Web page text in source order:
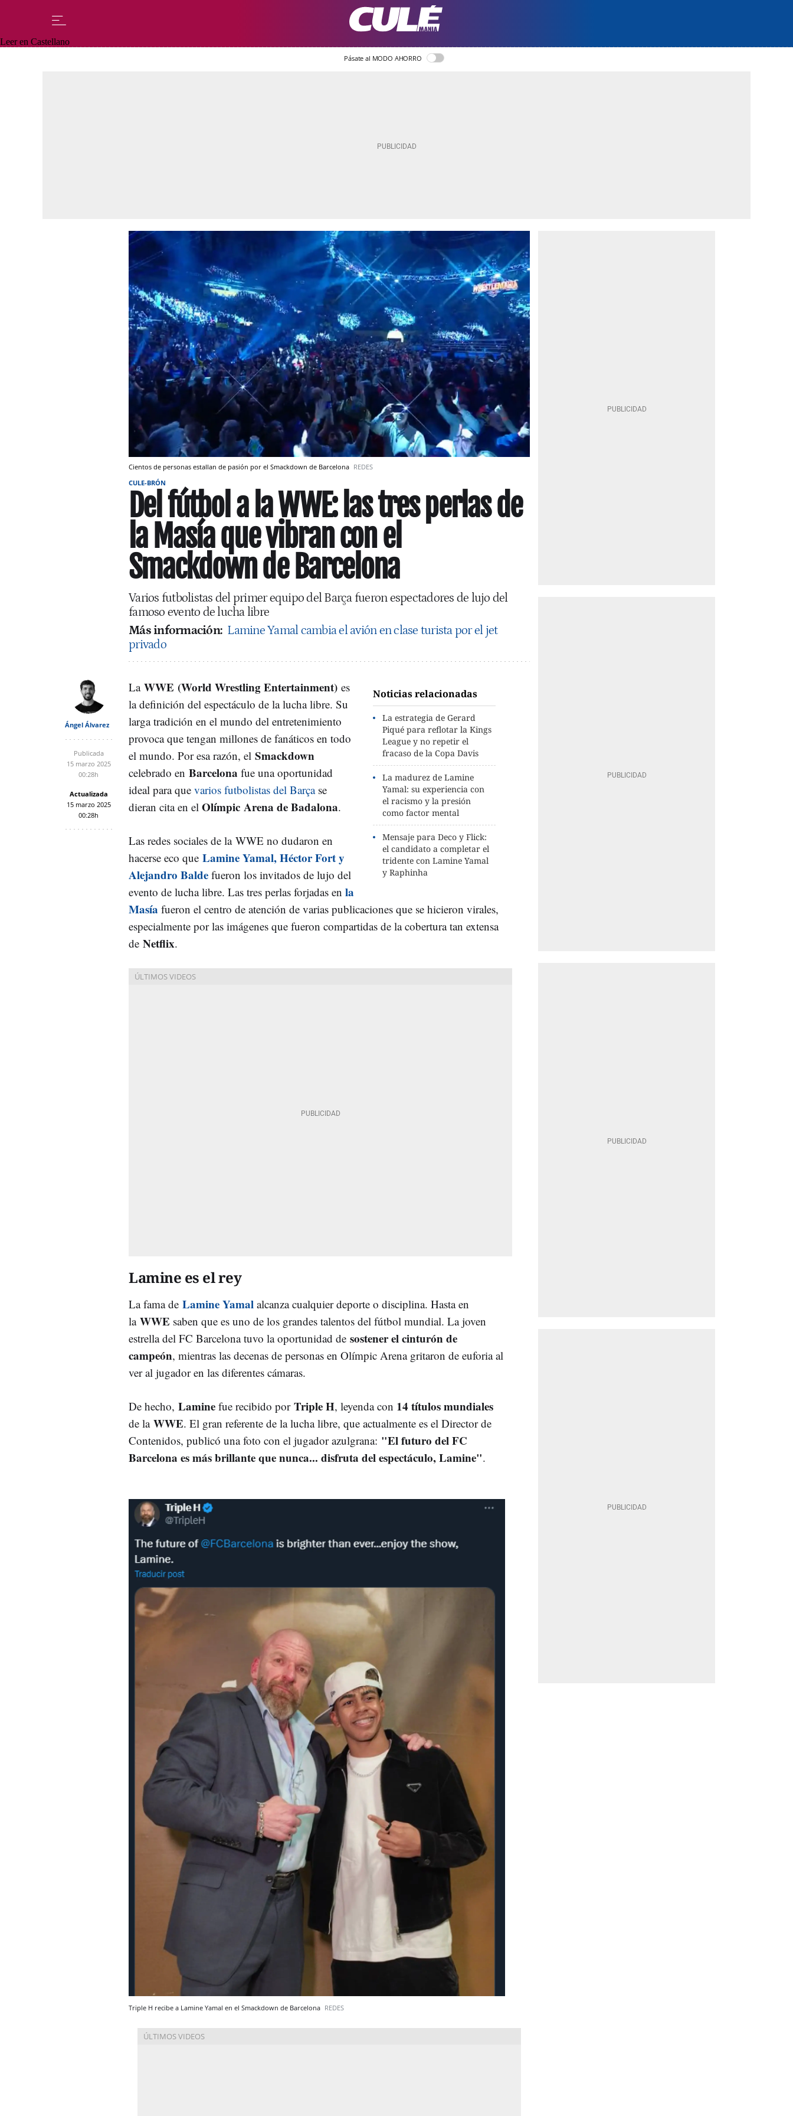
Leer en Castellano
Pásate al MODO AHORRO
Cientos de personas estallan de pasión por el Smackdown de Barcelona REDES
CULE-BRÓN
Del fútbol a la WWE: las tres perlas de
la Masía que vibran con el
Smackdown de Barcelona
Varios futbolistas del primer equipo del Barça fueron espectadores de lujo del
famoso evento de lucha libre
Más información: Lamine Yamal cambia el avión en clase turista por el jet
privado
Ángel Álvarez
Publicada
15 marzo 2025
00:28h
Actualizada
15 marzo 2025
00:28h
Noticias relacionadas
La estrategia de Gerard
Piqué para reflotar la Kings
League y no repetir el
fracaso de la Copa Davis
La madurez de Lamine
Yamal: su experiencia con
el racismo y la presión
como factor mental
Mensaje para Deco y Flick:
el candidato a completar el
tridente con Lamine Yamal
y Raphinha
La WWE (World Wrestling Entertainment) es
la definición del espectáculo de la lucha libre. Su
larga tradición en el mundo del entretenimiento
provoca que tengan millones de fanáticos en todo
el mundo. Por esa razón, el Smackdown
celebrado en Barcelona fue una oportunidad
ideal para que varios futbolistas del Barçase
dieran cita en el Olímpic Arena de Badalona.
Las redes sociales de la WWE no dudaron en
hacerse eco que Lamine Yamal, Héctor Fort y
Alejandro Balde fueron los invitados de lujo del
evento de lucha libre. Las tres perlas forjadas en la
Masía fueron el centro de atención de varias publicaciones que se hicieron virales,
especialmente por las imágenes que fueron compartidas de la cobertura tan extensa
de Netflix.
Lamine es el rey
La fama de Lamine Yamal alcanza cualquier deporte o disciplina. Hasta en
la WWE saben que es uno de los grandes talentos del fútbol mundial. La joven
estrella del FC Barcelona tuvo la oportunidad de sostener el cinturón de
campeón, mientras las decenas de personas en Olímpic Arena gritaron de euforia al
ver al jugador en las diferentes cámaras.
De hecho, Lamine fue recibido por Triple H, leyenda con 14 títulos mundiales
de la WWE. El gran referente de la lucha libre, que actualmente es el Director de
Contenidos, publicó una foto con el jugador azulgrana: "El futuro del FC
Barcelona es más brillante que nunca... disfruta del espectáculo, Lamine".
Triple H recibe a Lamine Yamal en el Smackdown de Barcelona REDES